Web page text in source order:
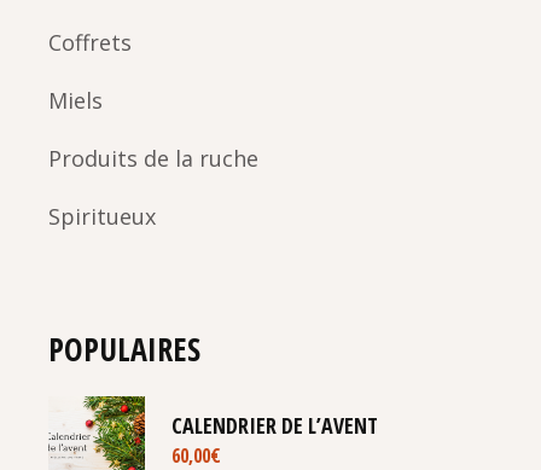
Coffrets
Miels
Produits de la ruche
Spiritueux
POPULAIRES
CALENDRIER DE L’AVENT
60,00€